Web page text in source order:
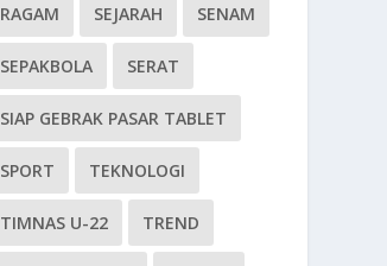
RAGAM SEJARAH SENAM
SEPAKBOLA SERAT
SIAP GEBRAK PASAR TABLET
SPORT TEKNOLOGI
TIMNAS U-22 TREND